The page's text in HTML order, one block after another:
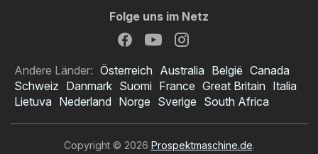
Folge uns im Netz
Andere Länder: Österreich Australia België Canada
Schweiz Danmark Suomi France Great Britain Italia
Lietuva Nederland Norge Sverige South Africa
Copyright © 2026 Prospektmaschine.de.